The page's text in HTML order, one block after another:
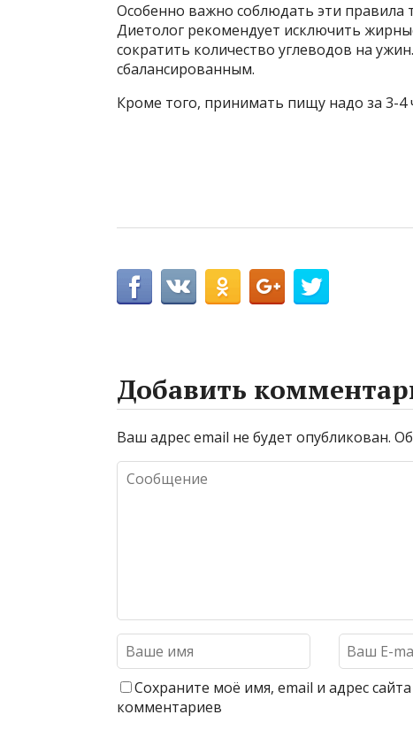
Особенно важно соблюдать эти правила
Диетолог рекомендует исключить
сократить количество углеводов на
сбалансированным.
Кроме того, принимать пищу надо за 3-4
Добавить
Ваш адрес email не будет опубликован.
Сохраните моё имя, email и адрес
комментариев